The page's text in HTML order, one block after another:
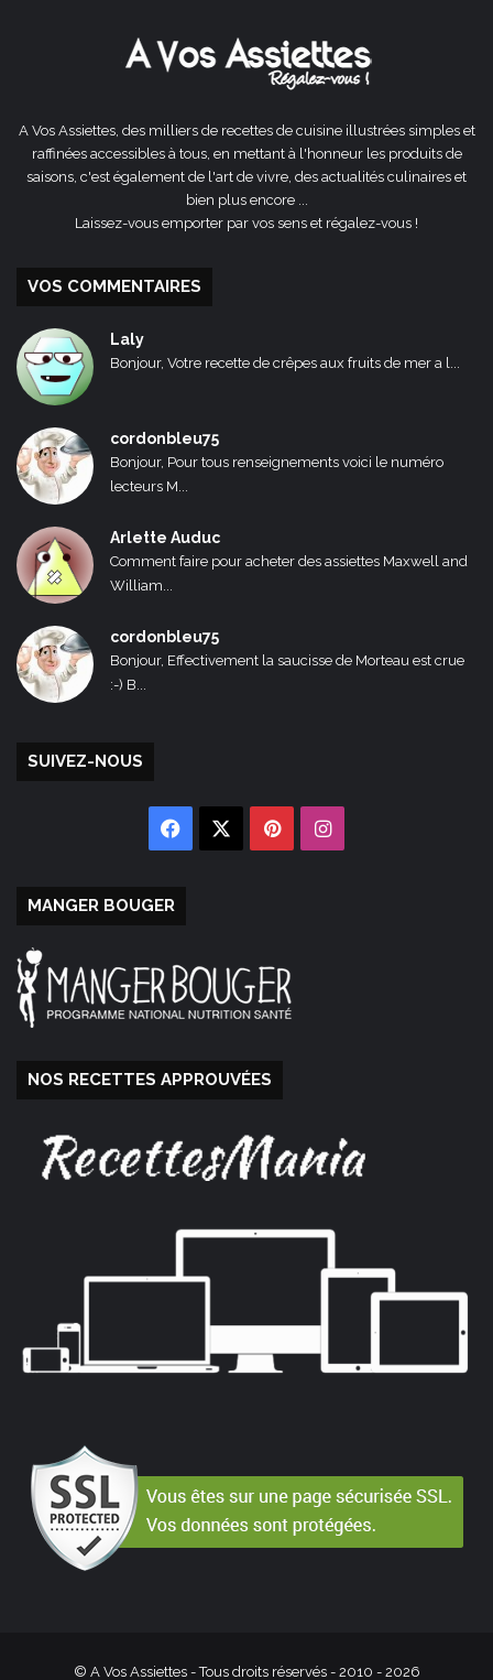
A Vos Assiettes, des milliers de recettes de cuisine illustrées simples et
raffinées accessibles à tous, en mettant à l'honneur les produits de
saisons, c'est également de l'art de vivre, des actualités culinaires et
bien plus encore ...
Laissez-vous emporter par vos sens et régalez-vous !
VOS COMMENTAIRES
Laly
Bonjour, Votre recette de crêpes aux fruits de mer a l...
cordonbleu75
Bonjour, Pour tous renseignements voici le numéro
lecteurs M...
Arlette Auduc
Comment faire pour acheter des assiettes Maxwell and
William...
cordonbleu75
Bonjour, Effectivement la saucisse de Morteau est crue
:-) B...
SUIVEZ-NOUS
Facebook PinterestInstagram
MANGER BOUGER
NOS RECETTES APPROUVÉES
© A Vos Assiettes - Tous droits réservés - 2010 - 2026